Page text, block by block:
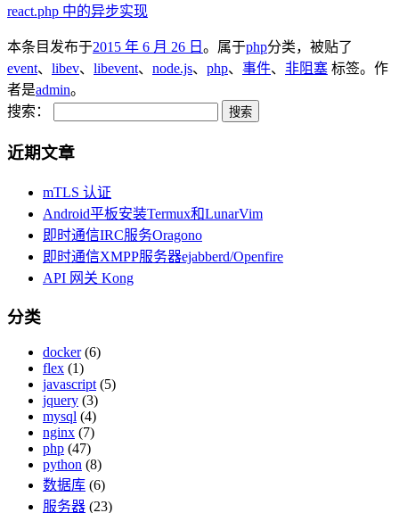
react.php 中的异步实现
本条目发布于2015 年 6 月 26 日 。属于php分类，被贴了
event、 libev、 libevent、 node.js、 php、 事件、 非阻塞 标签。 作
者是admin。
搜索：
近期文章
mTLS 认证
Android平板安装Termux和LunarVim
即时通信IRC服务Oragono
即时通信XMPP服务器ejabberd/Openfire
API 网关 Kong
分类
docker(6)
flex (1)
javascript (5)
jquery (3)
mysql (4)
nginx (7)
php (47)
python (8)
数据库 (6)
服务器 (23)